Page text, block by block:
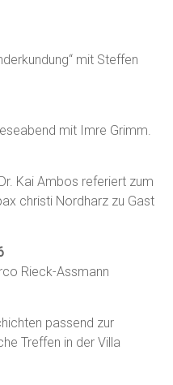
mit Steffen
mit Imre Grimm.
Kai Ambos referiert zum
christi Nordharz zu Gast
Rieck-Assmann
passend zur
Treffen in der Villa